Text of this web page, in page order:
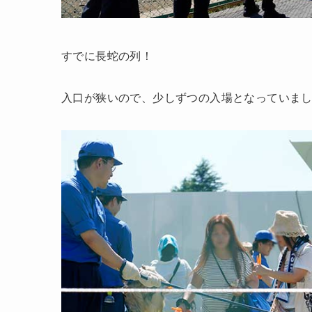
すでに長蛇の列！
入口が狭いので、少しずつの入場となっていま